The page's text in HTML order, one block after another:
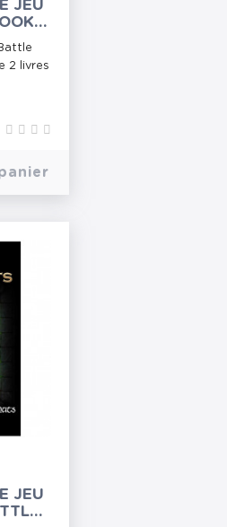
JEU
2 livres
JEU